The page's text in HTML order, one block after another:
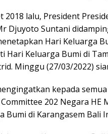
2018 lalu, President
Djuyoto Suntani
Hari Keluarga
Hari Keluarga Bumi di
Minggu (27/03/2022)
kepada
202 Negara
Bumi di Karangasem Bali